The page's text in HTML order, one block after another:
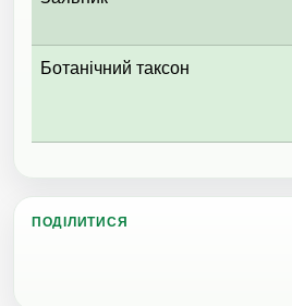
Ботанічний таксон
ПОДІЛИТИСЯ